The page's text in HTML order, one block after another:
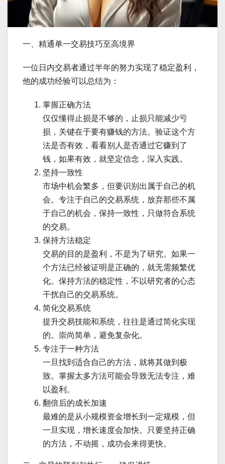
一、精通单一交易技巧至高境界
一位日内交易者通过半年的努力实现了稳定盈利，
他的成功经验可以总结为：
掌握正确方法
仅仅懂得止损是不够的，止损只能减少亏
损，关键在于要有赚钱的方法。验证这个方
法是否有效，看看别人是否通过它赚到了
钱，如果有效，就坚定信念，深入实践。
坚持一致性
市场中机会繁多，但要识别出属于自己的机
会。专注于自己的交易系统，放弃那些不属
于自己的机会，保持一致性，只做符合系统
的交易。
保持方法稳定
交易的目的是盈利，不是为了研究。如果一
个方法已经被证明是正确的，就无需频繁优
化。保持方法的稳定性，不以研究者的心态
干扰自己的交易系统。
简化交易系统
提升交易技能和系统，往往是通过简化实现
的。崇尚简单，避免复杂化。
专注于一种方法
一旦找到适合自己的方法，就将其做到极
致。掌握太多方法可能会导致无法专注，难
以盈利。
翻倍后的成长加速
最难的是从小规模资金增长到一定规模，但
一旦实现，增长速度会加快。只要坚持正确
的方法，不动摇，成功会来得更快。